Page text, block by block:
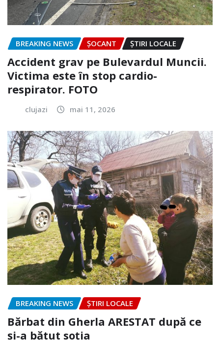
BREAKING NEWS ȘOCANT ȘTIRI LOCALE
Accident grav pe Bulevardul Muncii.
Victima este în stop cardio-
respirator. FOTO
clujazi mai 11, 2026
BREAKING NEWS ȘTIRI LOCALE
Bărbat din Gherla ARESTAT după ce
și-a bătut soția